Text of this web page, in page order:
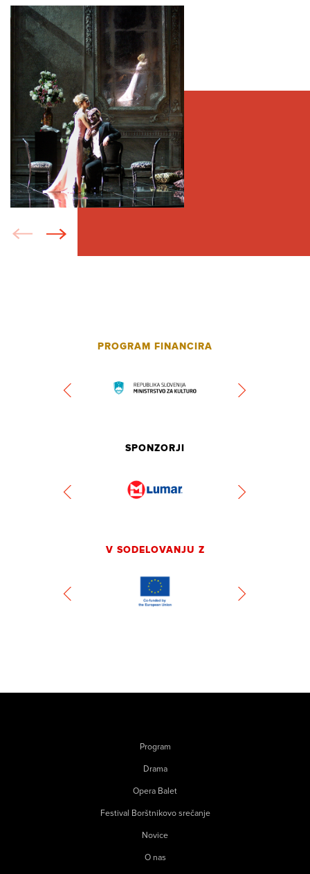
PROGRAM FINANCIRA
SPONZORJI
V SODELOVANJU Z
Program
Drama
Opera Balet
Festival Borštnikovo srečanje
Novice
O nas